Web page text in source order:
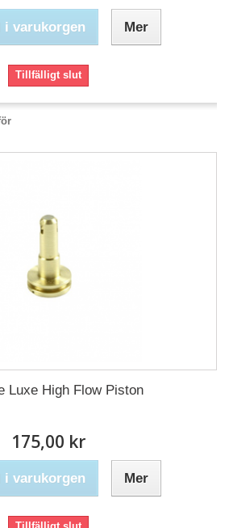
i varukorgen Mer
Tillfälligt slut
Luxe High Flow Piston
175,00 kr
i varukorgen Mer